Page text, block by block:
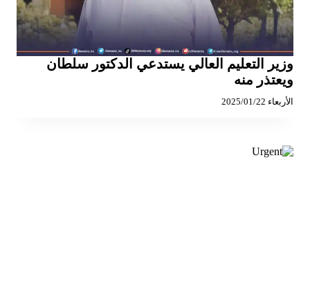
وزير التعليم العالي يستدعي الدكتور سلطان
ويعتذر منه
الأربعاء 2025/01/22